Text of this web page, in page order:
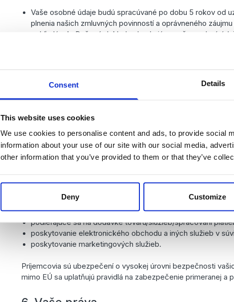
Consent Details
This website uses cookies
We use cookies to personalise content and ads, to provide social
information about your use of our site with our social media,
other information that you’ve provided to them or that they’ve
Deny Customize
Vaše osobné údaje budú spracúvané po dobu 5 rokov od
plnenia našich zmluvných povinností a oprávneného
pohľadávok. Daňové doklady obsahujúce vaše osobné
5. Príjemcovia osobných údajov
vaše osobné údaje odovzdané oprávneným subjektom, ktoré
našich služieb. Tieto subjekty sú oprávnené nakladať s
boli poverené prevádzkovateľom. V tomto prípade sa na
súhlas, pretože takéto spracovanie je priamo povolené
poskytovatelia IT služieb vrátane cloudových úložísk a
Microsoft)
podieľajúce sa na dodávke tovaru/služieb/spracovaní
poskytovanie elektronického obchodu a iných služieb v
poskytovanie marketingových služieb.
Príjemcovia sú ubezpečení o vysokej úrovni bezpečnosti
mimo EÚ sa uplatňujú pravidlá na zabezpečenie primeranej a